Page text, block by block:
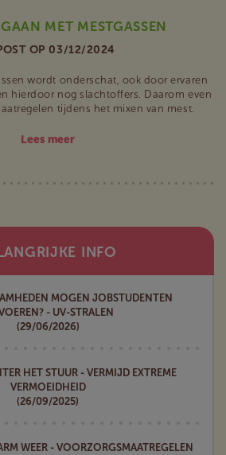
MET MESTGASSEN
OP 03/12/2024
wordt onderschat, ook door ervaren
hierdoor nog slachtoffers. Daarom even
tijdens het mixen van mest.
Lees meer
INFO
MOGEN JOBSTUDENTEN
- UV-STRALEN
(29/06/2026)
HET STUUR - VERMIJD EXTREME
VERMOEIDHEID
(26/09/2025)
WEER - VOORZORGSMAATREGELEN